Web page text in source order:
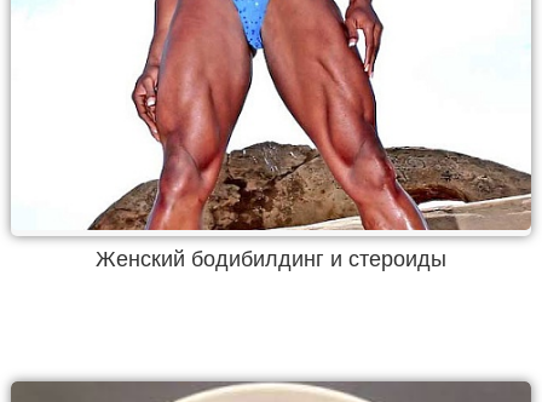
Женский бодибилдинг и стероиды